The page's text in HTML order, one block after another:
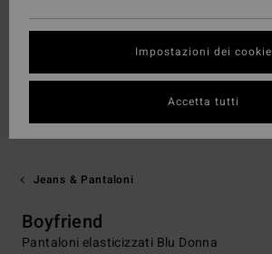
Jeans & Pantaloni
Boyfriend
Pantaloni elasticizzati Blu Donna
Impostazioni dei cookie
Accetta tutti